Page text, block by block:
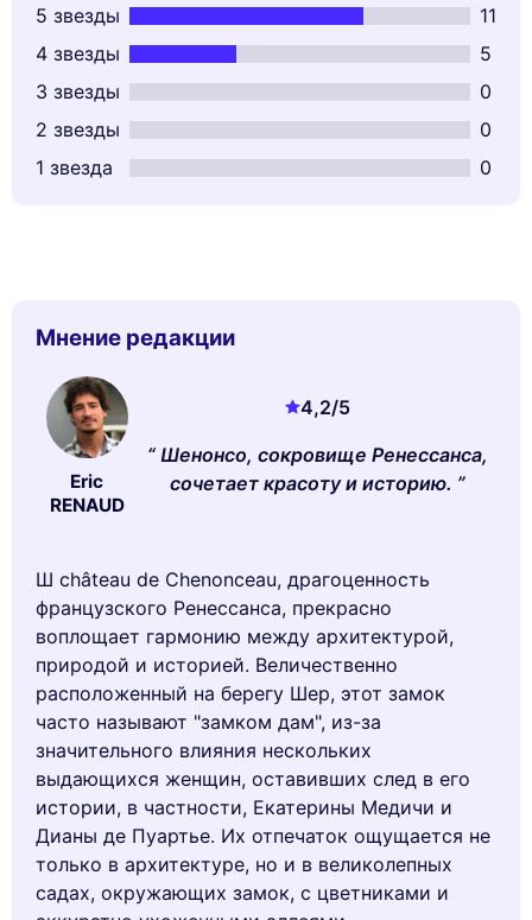
5 звезды
11
4 звезды
5
3 звезды
0
2 звезды
0
1 звезда
0
Мнение редакции
Eric
RENAUD
4,2/5
Шенонсо, сокровище Ренессанса,
сочетает красоту и историю.
Ш château de Chenonceau, драгоценность
французского Ренессанса, прекрасно
воплощает гармонию между архитектурой,
природой и историей. Величественно
расположенный на берегу Шер, этот замок
часто называют "замком дам", из-за
значительного влияния нескольких
выдающихся женщин, оставивших след в его
истории, в частности, Екатерины Медичи и
Дианы де Пуартье. Их отпечаток ощущается не
только в архитектуре, но и в великолепных
садах, окружающих замок, с цветниками и